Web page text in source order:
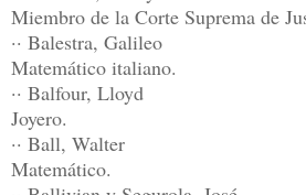
Miembro de la Corte Suprema de
·· Balestra, Galileo
Matemático italiano.
·· Balfour, Lloyd
Joyero.
·· Ball, Walter
Matemático.